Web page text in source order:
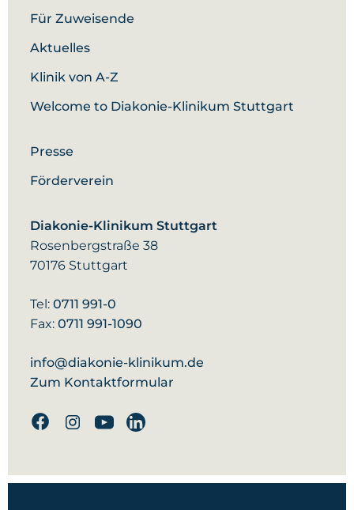
Für Zuweisende
Aktuelles
Klinik von A-Z
Welcome to Diakonie-Klinikum Stuttgart
Presse
Förderverein
Diakonie-Klinikum Stuttgart
Rosenbergstraße 38
70176 Stuttgart
Tel: 0711 991-0
Fax: 0711 991-1090
info@diakonie-klinikum.de
Zum Kontaktformular
FacebookInstagram
YoutubeLinkedin